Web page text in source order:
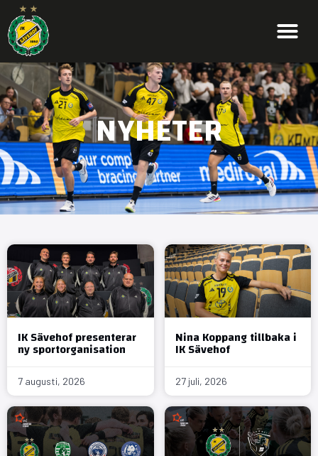
NYHETER
IK Sävehof presenterar
ny sportorganisation
7 augusti, 2026
Nina Koppang tillbaka i
IK Sävehof
27 juli, 2026